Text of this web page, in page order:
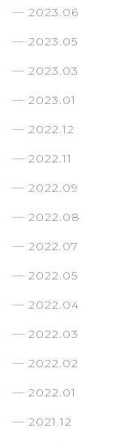
2023.06
2023.05
2023.03
2023.01
2022.12
2022.11
2022.09
2022.08
2022.07
2022.05
2022.04
2022.03
2022.02
2022.01
2021.12